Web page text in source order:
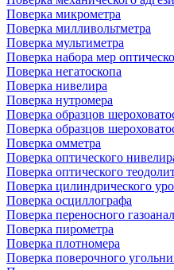
Поверка микрометра
Поверка милливольтметра
Поверка мультиметра
Поверка набора мер
Поверка негатоскопа
Поверка нивелира
Поверка нутромера
Поверка образцов
Поверка образцов
Поверка омметра
Поверка оптического
Поверка оптического
Поверка цилиндрического
Поверка осциллографа
Поверка переносного
Поверка пирометра
Поверка плотномера
Поверка поверочного